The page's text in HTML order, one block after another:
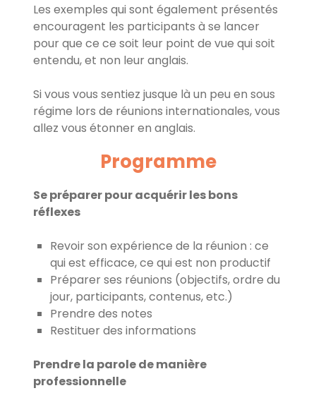
Les exemples qui sont également présentés
encouragent les participants à se lancer
pour que ce ce soit leur point de vue qui soit
entendu, et non leur anglais.
Si vous vous sentiez jusque là un peu en sous
régime lors de réunions internationales, vous
allez vous étonner en anglais.
Programme
Se préparer pour acquérir les bons
réflexes
Revoir son expérience de la réunion : ce
qui est efficace, ce qui est non productif
Préparer ses réunions (objectifs, ordre du
jour, participants, contenus, etc.)
Prendre des notes
Restituer des informations
Prendre la parole de manière
professionnelle